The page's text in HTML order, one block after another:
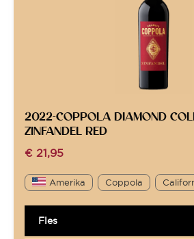
2022-COPPOLA DIAMOND
ZINFANDEL RED
€ 21,95
Amerika Coppola
Fles